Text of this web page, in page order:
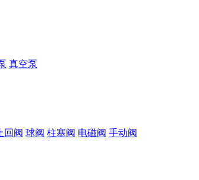
真空泵
回阀 球阀 柱塞阀 电磁阀 手动阀